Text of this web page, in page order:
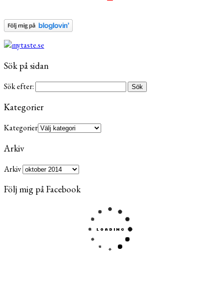
Sök på sidan
Sök efter:
Kategorier
Kategorier
Arkiv
Arkiv
Följ mig på Facebook